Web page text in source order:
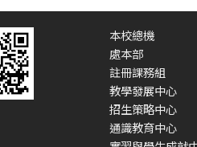
本校總機
處本部
註冊課務組
教學發展中心
招生策略中心
通識教育中心